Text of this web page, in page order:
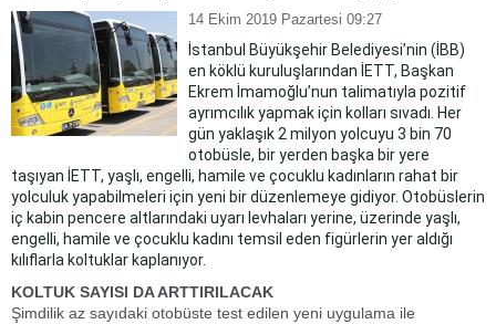
14 Ekim 2019 Pazartesi 09:27
İstanbul Büyükşehir Belediyesi’nin (İBB)
en köklü kuruluşlarından İETT, Başkan
Ekrem İmamoğlu’nun talimatıyla pozitif
ayrımcılık yapmak için kolları sıvadı. Her
gün yaklaşık 2 milyon yolcuyu 3 bin 70
otobüsle, bir yerden başka bir yere
taşıyan İETT, yaşlı, engelli, hamile ve çocuklu kadınların rahat bir
yolculuk yapabilmeleri için yeni bir düzenlemeye gidiyor. Otobüslerin
iç kabin pencere altlarındaki uyarı levhaları yerine, üzerinde yaşlı,
engelli, hamile ve çocuklu kadını temsil eden figürlerin yer aldığı
kılıflarla koltuklar kaplanıyor.
KOLTUK SAYISI DA ARTTIRILACAK
Şimdilik az sayıdaki otobüste test edilen yeni uygulama ile